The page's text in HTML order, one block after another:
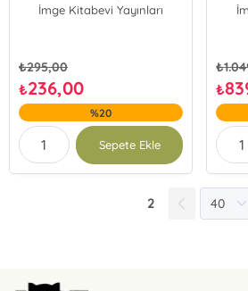
İmge Kitabevi Yayınları
₺295,00
₺236,00
%20
Sepete Ekle
₺
₺
2